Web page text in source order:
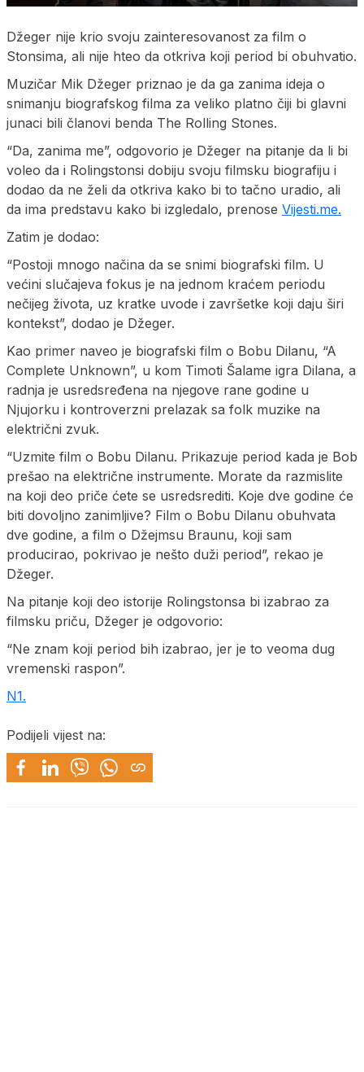
Džeger nije krio svoju zainteresovanost za film o
Stonsima, ali nije hteo da otkriva koji period bi obuhvatio.
Muzičar Mik Džeger priznao je da ga zanima ideja o
snimanju biografskog filma za veliko platno čiji bi glavni
junaci bili članovi benda The Rolling Stones.
“Da, zanima me”, odgovorio je Džeger na pitanje da li bi
voleo da i Rolingstonsi dobiju svoju filmsku biografiju i
dodao da ne želi da otkriva kako bi to tačno uradio, ali
da ima predstavu kako bi izgledalo, prenose Vijesti.me.
Zatim je dodao:
“Postoji mnogo načina da se snimi biografski film. U
većini slučajeva fokus je na jednom kraćem periodu
nečijeg života, uz kratke uvode i završetke koji daju širi
kontekst”, dodao je Džeger.
Kao primer naveo je biografski film o Bobu Dilanu, “A
Complete Unknown”, u kom Timoti Šalame igra Dilana, a
radnja je usredsređena na njegove rane godine u
Njujorku i kontroverzni prelazak sa folk muzike na
električni zvuk.
“Uzmite film o Bobu Dilanu. Prikazuje period kada je Bob
prešao na električne instrumente. Morate da razmislite
na koji deo priče ćete se usredsrediti. Koje dve godine će
biti dovoljno zanimljive? Film o Bobu Dilanu obuhvata
dve godine, a film o Džejmsu Braunu, koji sam
producirao, pokrivao je nešto duži period”, rekao je
Džeger.
Na pitanje koji deo istorije Rolingstonsa bi izabrao za
filmsku priču, Džeger je odgovorio:
“Ne znam koji period bih izabrao, jer je to veoma dug
vremenski raspon”.
N1.
Podijeli vijest na: